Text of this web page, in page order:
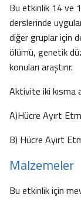
Bu etkinlik 14 ve
derslerinde
diğer gruplar için
ölümü, genetik
konuları araştırır.
Aktivite iki kısma
A)Hücre Ayırt
B) Hücre Ayırt
Malzemeler
Bu etkinlik için